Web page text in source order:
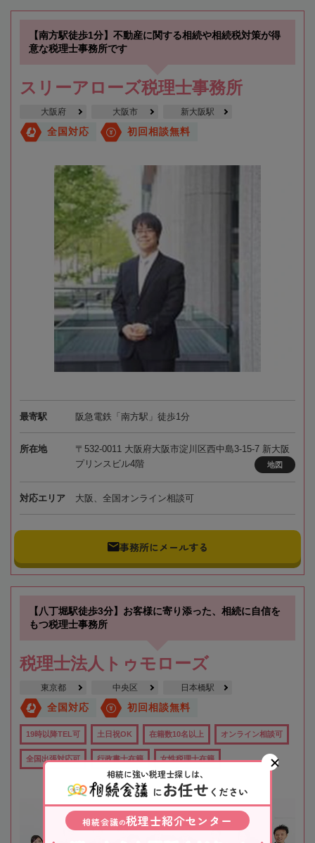
【南方駅徒歩1分】不動産に関する相続や相続税対策が得
意な税理士事務所です
スリーアローズ税理士事務所
大阪府 大阪市 新大阪駅
全国対応 初回相談無料
最寄駅 阪急電鉄「南方駅」徒歩1分
所在地
〒532-0011 大阪府大阪市淀川区西中島3-15-7 新大阪
プリンスビル4階
地図
対応エリア 大阪、全国オンライン相談可
事務所にメールする
【八丁堀駅徒歩3分】お客様に寄り添った、相続に自信を
もつ税理士事務所
税理士法人トゥモローズ
東京都 中央区 日本橋駅
全国対応 初回相談無料
19時以降TEL可 土日祝OK 在籍数10名以上 オンライン相談可
全国出張対応可 行政書士在籍 女性税理士在籍
相続に強い税理士探しは、
にお任せ ください
相続会議の税理士紹介センター